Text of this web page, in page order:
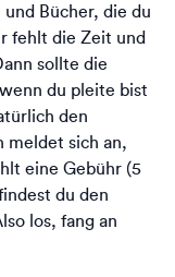
Bücher, die du
fehlt die Zeit und
sollte die
du pleite bist
den
meldet sich an,
eine Gebühr (5
du den
los, fang an